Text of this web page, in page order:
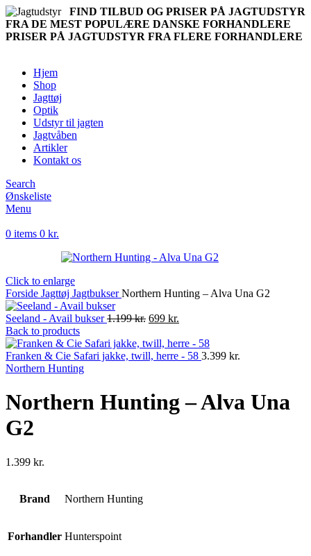
FIND TILBUD OG PRISER PÅ JAGTUDSTYR
FRA DE MEST POPULÆRE DANSKE FORHANDLERE
PRISER PÅ JAGTUDSTYR FRA FLERE FORHANDLERE
Hjem
Shop
Jagttøj
Optik
Udstyr til jagten
Jagtvåben
Artikler
Kontakt os
Search
Ønskeliste
Menu
0 items 0 kr.
Click to enlarge
Forside Jagttøj JagtbukserNorthern Hunting – Alva Una G2
Seeland - Avail bukser1.199kr. Original
was:
1.199 kr..
699 kr.
is:
699 kr..
Back to products
Franken & Cie Safari jakke, twill, herre - 58 3.399 kr.
Northern Hunting
Northern Hunting – Alva Una
G2
1.399 kr.
Brand Northern Hunting
Forhandler Hunterspoint